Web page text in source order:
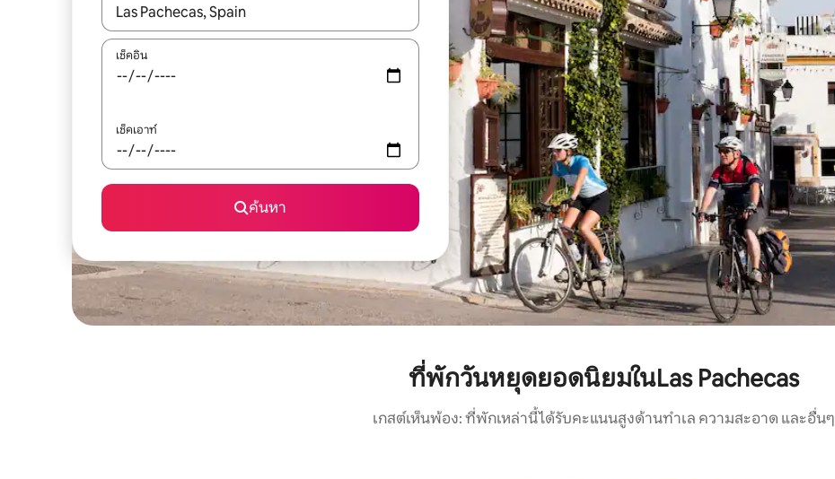
ใช้ลูกศรขึ้นลง หรือใช้การสัมผัสหรือปัด เพื่อสำรวจผลการค้นหา
เช็คอิน
เช็คเอาท์
ค้นหา
ที่พักวันหยุดยอดนิยมในLas Pachecas
เกสต์เห็นพ้อง: ที่พักเหล่านี้ได้รับคะแนนสูงด้านทำเล ความสะอาด และอื่นๆ